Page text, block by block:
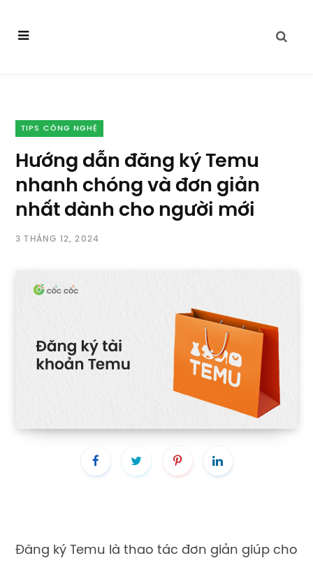
TIPS CÔNG NGHỆ
Hướng dẫn đăng ký Temu
nhanh chóng và đơn giản
nhất dành cho người mới
3 THÁNG 12, 2024
Đăng ký Temu là thao tác đơn giản giúp cho